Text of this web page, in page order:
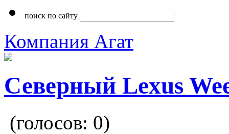
поиск по сайту
Компания Агат
Северный Lexus
(голосов: 0)